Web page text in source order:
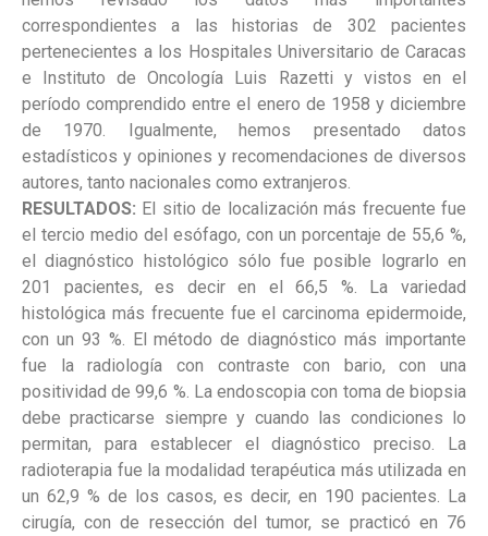
correspondientes a las historias de 302 pacientes
pertenecientes a los Hospitales Universitario de Caracas
e Instituto de Oncología Luis Razetti y vistos en el
período comprendido entre el enero de 1958 y diciembre
de 1970. Igualmente, hemos presentado datos
estadísticos y opiniones y recomendaciones de diversos
autores, tanto nacionales como extranjeros.
RESULTADOS: El sitio de localización más frecuente fue
el tercio medio del esófago, con un porcentaje de 55,6 %,
el diagnóstico histológico sólo fue posible lograrlo en
201 pacientes, es decir en el 66,5 %. La variedad
histológica más frecuente fue el carcinoma epidermoide,
con un 93 %. El método de diagnóstico más importante
fue la radiología con contraste con bario, con una
positividad de 99,6 %. La endoscopia con toma de biopsia
debe practicarse siempre y cuando las condiciones lo
permitan, para establecer el diagnóstico preciso. La
radioterapia fue la modalidad terapéutica más utilizada en
un 62,9 % de los casos, es decir, en 190 pacientes. La
cirugía, con de resección del tumor, se practicó en 76